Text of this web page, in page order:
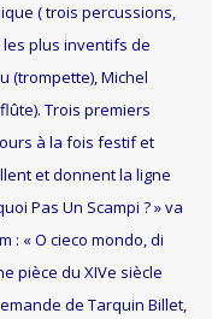
( trois percussions,
plus inventifs de
(trompette), Michel
Trois premiers
à la fois festif et
et donnent la ligne
Pas Un Scampi ? » va
: « O cieco mondo, di
pièce du XIVe siècle
de Tarquin Billet,